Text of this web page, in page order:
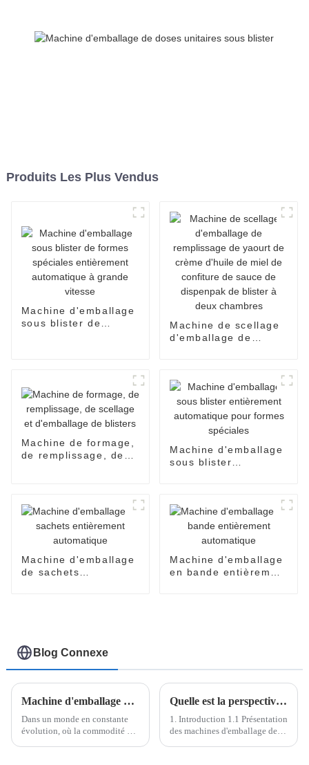
Produits Les Plus Vendus
Machine d'emballage
sous blister de
Machine de scellage
d'emballage de
confiture de sauce de
dispenpak de blister
à deux chambres
Machine de formage,
de remplissage, de
Machine d'emballage
sous blister
Machine d'emballage
de sachets
Machine d'emballage
en bande entièrement
Blog Connexe
Machine d'emballage de sachets en forme de V de Shanghai Pomey Machinery
Dans un monde en constante
évolution, où la commodité et
Quelle est la perspective de la machine d'emballage Easy Open
1. Introduction 1.1 Présentation
des machines d'emballage de